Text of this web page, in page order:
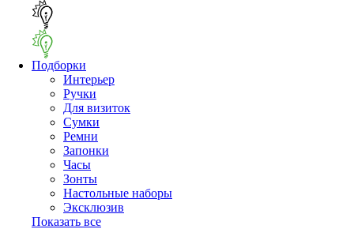
Подборки
Интерьер
Ручки
Для визиток
Сумки
Ремни
Запонки
Часы
Зонты
Настольные наборы
Эксклюзив
Показать все